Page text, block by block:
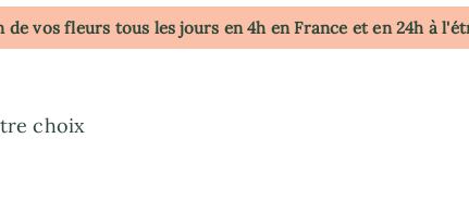
de vos fleurs tous les jours en 4h en France et en 24h à
choix